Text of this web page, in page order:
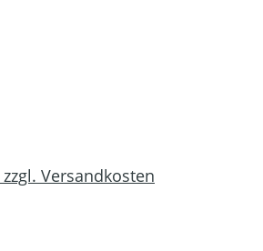
Versandkosten